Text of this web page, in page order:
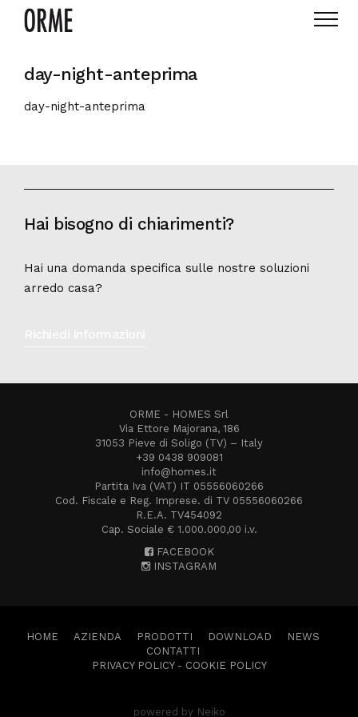
day-night-anteprima
day-night-anteprima
Hai bisogno di chiarimenti?
Hai una domanda specifica sulle nostre soluzioni
arredo casa?
ORME - HOMES Srl
Via Ettore Majorana, 186
31053 Pieve di Soligo (TV) – Italy
+39 0438 909081
info@homes.it
Partita Iva (VAT) IT 05556060266
Cod. Fiscale e Reg. Imprese. di TV 05556060266
R.E.A. TV454092
Cap. Sociale € 1.000.000,00 i.v.
FACEBOOK
INSTAGRAM
HOME AZIENDA PRODOTTI DOWNLOAD
NEWS
CONTATTI
PRIVACY POLICY- COOKIE POLICY
powered by Neiko